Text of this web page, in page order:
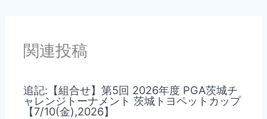
関連投稿
追記:【組合せ】第5回 2026年度 PGA茨城チ
ャレンジトーナメント 茨城トヨペットカップ
【7/10(金),2026】